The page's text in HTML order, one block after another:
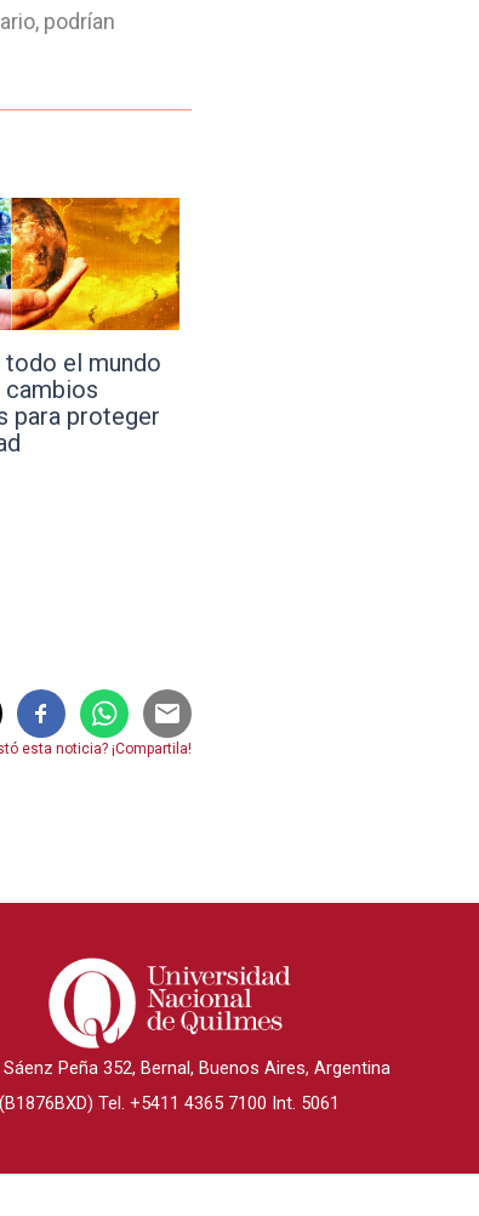
podrían
del Conicet
para
con el celular
esta noticia? ¡Compartila!
Peña 352, Bernal, Buenos Aires, Argentina
(B1876BXD) Tel. +5411 4365 7100 Int. 5061